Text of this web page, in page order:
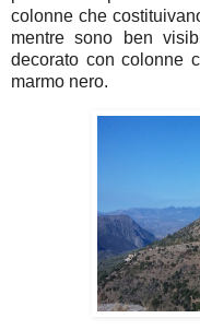
colonne che
mentre sono ben
decorato con colonne
marmo nero.